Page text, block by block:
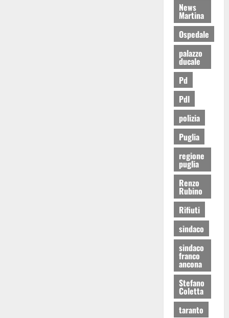
News
Martina
Ospedale
palazzo
ducale
Pd
Pdl
polizia
Puglia
regione
puglia
Renzo
Rubino
Rifiuti
sindaco
sindaco
franco
ancona
Stefano
Coletta
taranto